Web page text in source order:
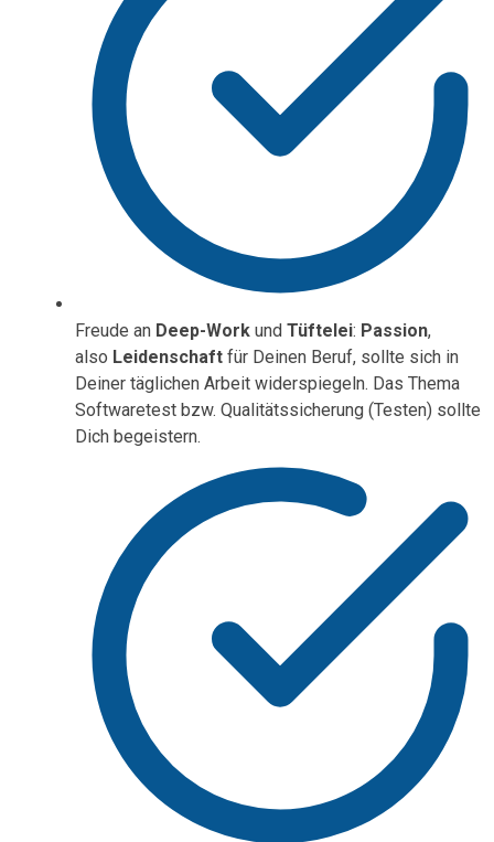
Freude an Deep-Work und Tüftelei: Passion,
also Leidenschaft für Deinen Beruf, sollte sich in
Deiner täglichen Arbeit widerspiegeln. Das Thema
Softwaretest bzw. Qualitätssicherung (Testen) sollte
Dich begeistern.